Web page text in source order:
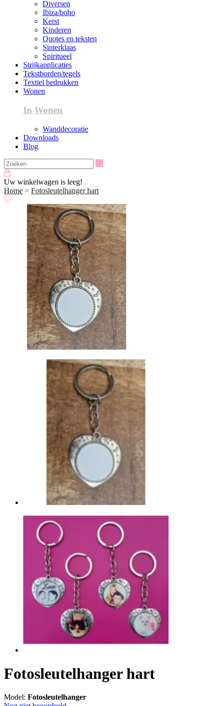
Diversen
Ibiza/boho
Kerst
Kinderen
Quotes en teksten
Sinterklaas
Spiritueel
Strijkapplicaties
Tekstborden/tegels
Textiel bedrukken
Wonen
In Wonen
Wanddecoratie
Downloads
Blog
Uw winkelwagen is leeg!
Home > Fotosleutelhanger hart
Fotosleutelhanger hart
Model: Fotosleutelhanger